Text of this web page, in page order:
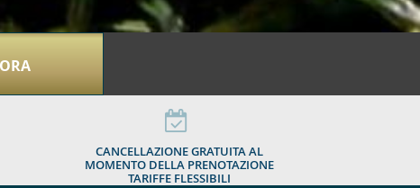
CANCELLAZIONE GRATUITA AL
MOMENTO DELLA PRENOTAZIONE
TARIFFE FLESSIBILI